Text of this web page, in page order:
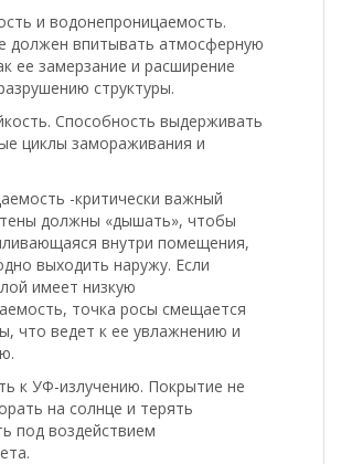
и водонепроницаемость.
должен впитывать атмосферную
ее замерзание и расширение
структуры.
Способность выдерживать
циклы замораживания и
-критически важный
должны «дышать», чтобы
внутри помещения,
выходить наружу. Если
имеет низкую
точка росы смещается
что ведет к ее увлажнению и
к УФ-излучению. Покрытие не
на солнце и терять
под воздействием